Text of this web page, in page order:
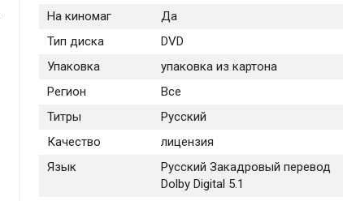
На киномаг
Да
Тип диска
DVD
Упаковка
упаковка из картона
Регион
Все
Титры
Русский
Качество
лицензия
Язык
Русский Закадровый перевод
Dolby Digital 5.1